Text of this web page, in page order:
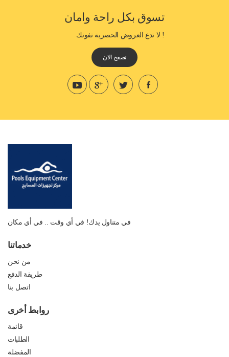
تسوق بكل راحة وامان
! لا تدع العروض الحصرية تفوتك
تصفح الان
في متناول يدك! في أي وقت .. في أي مكان
خدماتنا
من نحن
طريقة الدفع
اتصل بنا
روابط أخرى
قائمة
الطلبات
المفضلة